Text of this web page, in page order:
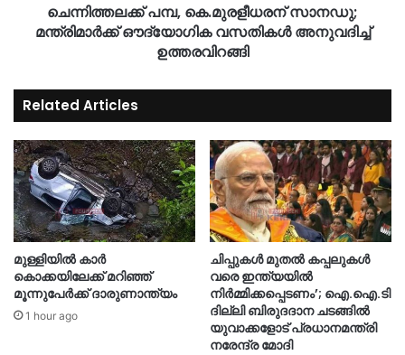
ചെന്നിത്തലക്ക് പമ്പ, കെ.മുരളീധരന് സാനഡു;
മന്ത്രിമാർക്ക് ഔദ്യോഗിക വസതികൾ അനുവദിച്ച്
ഉത്തരവിറങ്ങി
Related Articles
മുള്ളിയിൽ കാർ
കൊക്കയിലേക്ക് മറിഞ്ഞ്
മൂന്നുപേർക്ക് ദാരുണാന്ത്യം
1 hour ago
ചിപ്പുകൾ മുതൽ കപ്പലുകൾ
വരെ ഇന്ത്യയിൽ
നിർമ്മിക്കപ്പെടണം’; ഐ.ഐ.ടി
ദില്ലി ബിരുദദാന ചടങ്ങിൽ
യുവാക്കളോട് പ്രധാനമന്ത്രി
നരേന്ദ്ര മോദി